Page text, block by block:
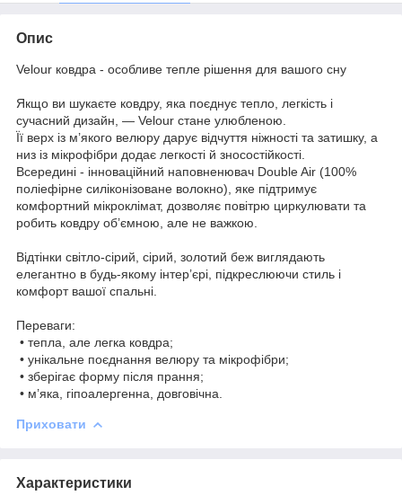
Опис
Velour ковдра - особливе тепле рішення для вашого сну
Якщо ви шукаєте ковдру, яка поєднує тепло, легкість і
сучасний дизайн, — Velour стане улюбленою.
Її верх із м’якого велюру дарує відчуття ніжності та затишку, а
низ із мікрофібри додає легкості й зносостійкості.
Всередині - інноваційний наповненювач Double Air (100%
поліефірне силіконізоване волокно), яке підтримує
комфортний мікроклімат, дозволяє повітрю циркулювати та
робить ковдру об’ємною, але не важкою.
Відтінки світло-сірий, сірий, золотий беж виглядають
елегантно в будь-якому інтер’єрі, підкреслюючи стиль і
комфорт вашої спальні.
Переваги:
• тепла, але легка ковдра;
• унікальне поєднання велюру та мікрофібри;
• зберігає форму після прання;
• м’яка, гіпоалергенна, довговічна.
Приховати
Характеристики